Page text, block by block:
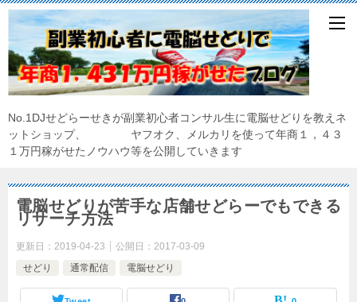
No.1DJせどらーせきが副業初心者コンサル生に電脳せどりを教えネ
ットショップ、 ヤフオク、メルカリを使って年商１，４３
１万円稼がせたノウハウ等を公開していきます
電脳せどりが苦手な店舗せどらーでもできる
リサーチ方法
更新日： 2019-04-23 公開日： 2017-03-09
せどり
通常配信 電脳せどり